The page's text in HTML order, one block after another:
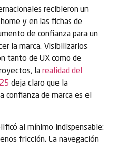
recibieron un
y en las fichas de
de confianza para un
la marca. Visibilizarlos
tanto de UX como de
la realidad del
deja claro que la
confianza de marca es el
al mínimo indispensable:
fricción. La navegación